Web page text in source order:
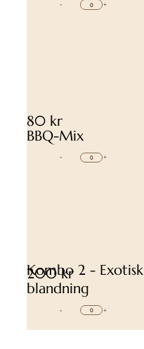
- +
80 kr
BBQ-Mix
- +
200 kr
Kombo 2 - Exotisk
blandning
- +